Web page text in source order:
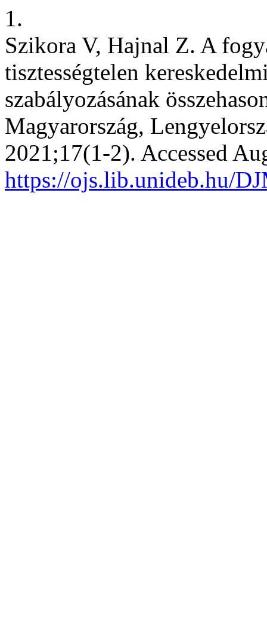
1.
Szikora V, Hajnal Z. A
tisztességtelen
szabályozásának
Magyarország,
2021;17(1-2). Accessed
https://ojs.lib.unideb.hu/